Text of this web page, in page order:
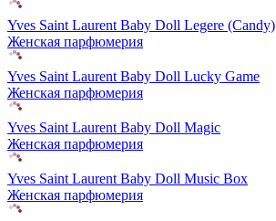
Yves Saint Laurent Baby Doll Legere (Candy)
Женская парфюмерия
Yves Saint Laurent Baby Doll Lucky Game
Женская парфюмерия
Yves Saint Laurent Baby Doll Magic
Женская парфюмерия
Yves Saint Laurent Baby Doll Music Box
Женская парфюмерия